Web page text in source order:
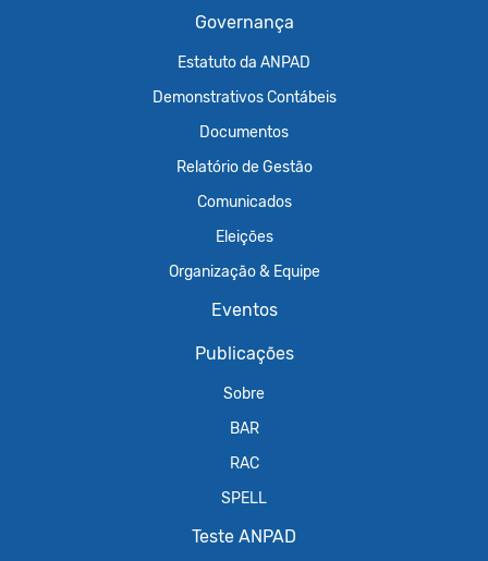
Governança
Estatuto da ANPAD
Demonstrativos Contábeis
Documentos
Relatório de Gestão
Comunicados
Eleições
Organização & Equipe
Eventos
Publicações
Sobre
BAR
RAC
SPELL
Teste ANPAD